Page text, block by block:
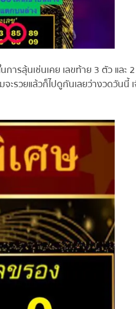
ารลุ้นเช่นเคย เลขท้าย 3 ตัว และ 2
รวยแล้วก็ไปดูกันเลยว่างวดวันนี้ เจ๊